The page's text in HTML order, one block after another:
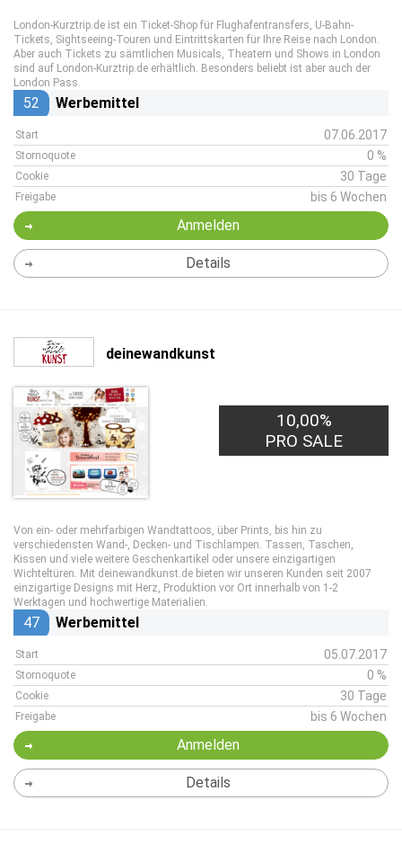
London-Kurztrip.de ist ein Ticket-Shop für Flughafentransfers, U-Bahn-
Tickets, Sightseeing-Touren und Eintrittskarten für Ihre Reise nach London.
Aber auch Tickets zu sämtlichen Musicals, Theatern und Shows in London
sind auf London-Kurztrip.de erhältlich. Besonders beliebt ist aber auch der
London Pass.
52 Werbemittel
Start 07.06.2017
Stornoquote 0 %
Cookie 30 Tage
Freigabe bis 6 Wochen
Anmelden
Details
deinewandkunst
10,00%
PRO SALE
Von ein- oder mehrfarbigen Wandtattoos, über Prints, bis hin zu
verschiedensten Wand-, Decken- und Tischlampen. Tassen, Taschen,
Kissen und viele weitere Geschenkartikel oder unsere einzigartigen
Wichteltüren. Mit deinewandkunst.de bieten wir unseren Kunden seit 2007
einzigartige Designs mit Herz, Produktion vor Ort innerhalb von 1-2
Werktagen und hochwertige Materialien.
47 Werbemittel
Start 05.07.2017
Stornoquote 0 %
Cookie 30 Tage
Freigabe bis 6 Wochen
Anmelden
Details